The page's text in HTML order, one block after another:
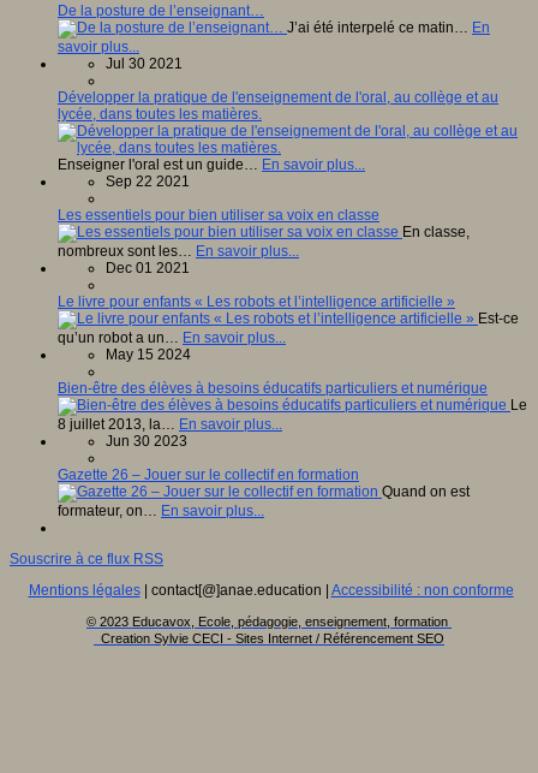
De la posture de l’enseignant…
J’ai été interpelé ce matin… En
savoir plus...
Jul 30 2021
Développer la pratique de l'enseignement de l'oral, au collège et au
lycée, dans toutes les matières.
Enseigner l'oral est un guide… En savoir plus...
Sep 22 2021
Les essentiels pour bien utiliser sa voix en classe
En classe,
nombreux sont les… En savoir plus...
Dec 01 2021
Le livre pour enfants « Les robots et l’intelligence artificielle »
Est-ce
qu’un robot a un… En savoir plus...
May 15 2024
Bien-être des élèves à besoins éducatifs particuliers et numérique
Le
8 juillet 2013, la… En savoir plus...
Jun 30 2023
Gazette 26 – Jouer sur le collectif en formation
Quand on est
formateur, on… En savoir plus...
Souscrire à ce flux RSS
Mentions légales| contact[@]anae.education | Accessibilité : non conforme
© 2023 Educavox, Ecole, pédagogie, enseignement, formation
Creation Sylvie CECI - Sites Internet / Référencement SEO